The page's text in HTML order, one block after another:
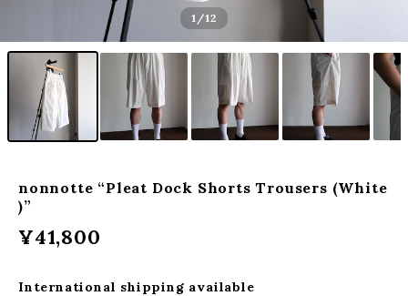
1 /12
nonnotte “Pleat Dock Shorts Trousers (White
)”
¥41,800
International shipping available